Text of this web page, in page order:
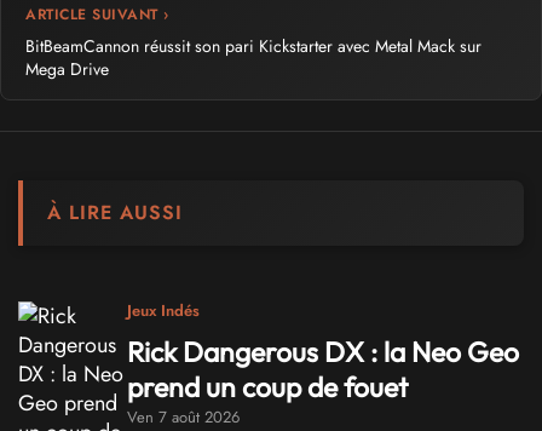
ARTICLE SUIVANT ›
BitBeamCannon réussit son pari Kickstarter avec Metal Mack sur
Mega Drive
À LIRE AUSSI
Jeux Indés
Rick Dangerous DX : la Neo Geo
prend un coup de fouet
Ven 7 août 2026